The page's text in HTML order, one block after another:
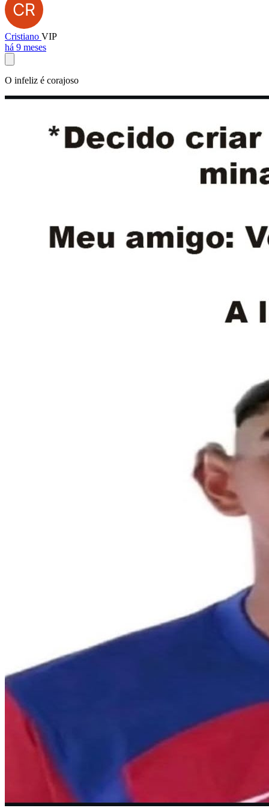
Cristiano VIP
há 9 meses
O infeliz é corajoso